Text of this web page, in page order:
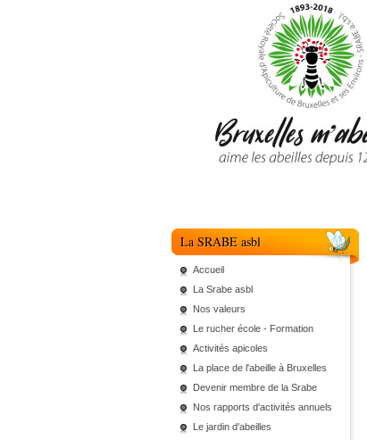
La SRABE asbl
Accueil
La Srabe asbl
Nos valeurs
Le rucher école - Formation
Activités apicoles
La place de l'abeille à Bruxelles
Devenir membre de la Srabe
Nos rapports d'activités annuels
Le jardin d'abeilles